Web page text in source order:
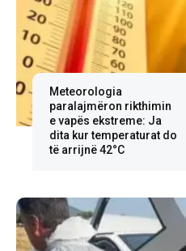
Meteorologia
paralajmëron rikthimin
e vapës ekstreme: Ja
dita kur temperaturat do
të arrijnë 42°C